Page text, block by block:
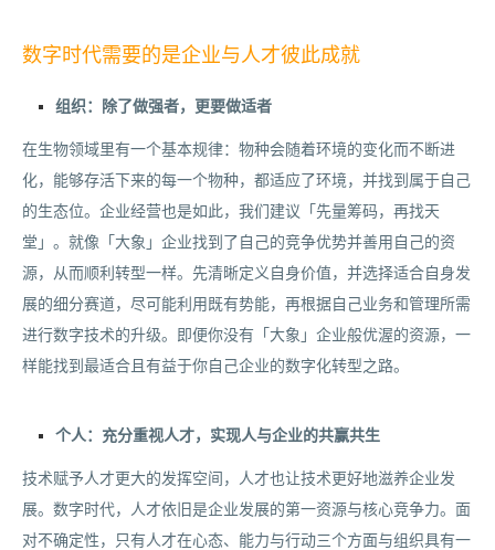
数字时代需要的是企业与人才彼此成就
组织：除了做强者，更要做适者
在生物领域里有一个基本规律：物种会随着环境的变化而不断进
化，能够存活下来的每一个物种，都适应了环境，并找到属于自己
的生态位。企业经营也是如此，我们建议「先量筹码，再找天
堂」。就像「大象」企业找到了自己的竞争优势并善用自己的资
源，从而顺利转型一样。先清晰定义自身价值，并选择适合自身发
展的细分赛道，尽可能利用既有势能，再根据自己业务和管理所需
进行数字技术的升级。即便你没有「大象」企业般优渥的资源，一
样能找到最适合且有益于你自己企业的数字化转型之路。
个人：充分重视人才，实现人与企业的共赢共生
技术赋予人才更大的发挥空间，人才也让技术更好地滋养企业发
展。数字时代，人才依旧是企业发展的第一资源与核心竞争力。面
对不确定性，只有人才在心态、能力与行动三个方面与组织具有一